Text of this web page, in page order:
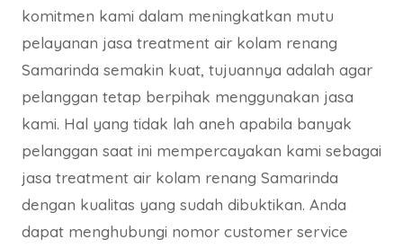
komitmen kami dalam meningkatkan mutu
pelayanan jasa treatment air kolam renang
Samarinda semakin kuat, tujuannya adalah agar
pelanggan tetap berpihak menggunakan jasa
kami. Hal yang tidak lah aneh apabila banyak
pelanggan saat ini mempercayakan kami sebagai
jasa treatment air kolam renang Samarinda
dengan kualitas yang sudah dibuktikan. Anda
dapat menghubungi nomor customer service